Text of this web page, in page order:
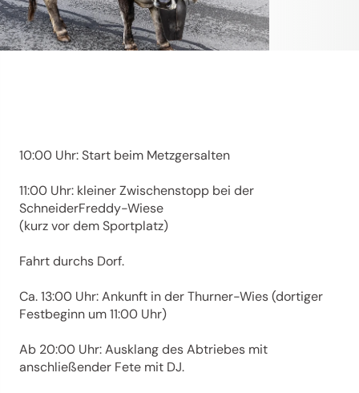
10:00 Uhr: Start beim Metzgersalten
11:00 Uhr: kleiner Zwischenstopp bei der
SchneiderFreddy-Wiese
(kurz vor dem Sportplatz)
Fahrt durchs Dorf.
Ca. 13:00 Uhr: Ankunft in der Thurner-Wies (dortiger
Festbeginn um 11:00 Uhr)
Ab 20:00 Uhr: Ausklang des Abtriebes mit
anschließender Fete mit DJ.